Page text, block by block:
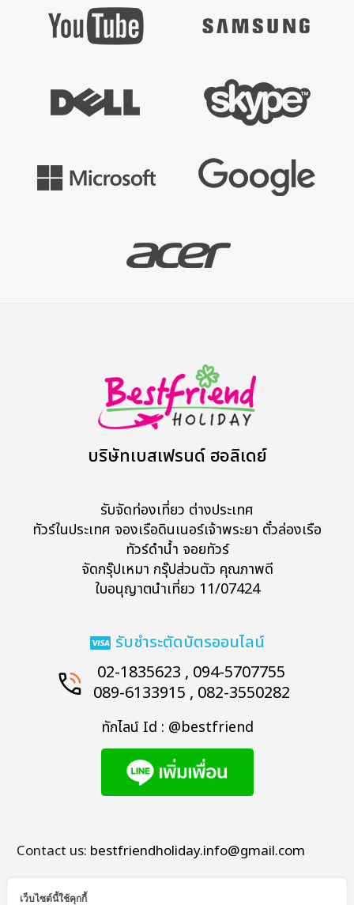
บริษัทเบสเฟรนด์ ฮอลิเดย์
รับจัดท่องเที่ยว ต่างประเทศ
ทัวร์ในประเทศ จองเรือดินเนอร์เจ้าพระยา ตั๋วล่องเรือ
ทัวร์ดำน้ำ จอยทัวร์
จัดกรุ๊ปเหมา กรุ๊ปส่วนตัว คุณภาพดี
ใบอนุญาตนำเที่ยว 11/07424
รับชำระตัดบัตรออนไลน์
02-1835623 , 094-5707755
089-6133915 , 082-3550282
ทักไลน์ Id : @bestfriend
Contact us: bestfriendholiday.info@gmail.com
เว็บไซต์นี้ใช้คุกกี้